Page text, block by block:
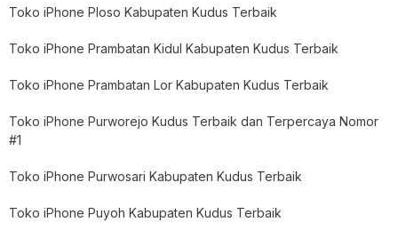
Toko iPhone Ploso Kabupaten Kudus Terbaik
Toko iPhone Prambatan Kidul Kabupaten Kudus Terbaik
Toko iPhone Prambatan Lor Kabupaten Kudus Terbaik
Toko iPhone Purworejo Kudus Terbaik dan Terpercaya Nomor
#1
Toko iPhone Purwosari Kabupaten Kudus Terbaik
Toko iPhone Puyoh Kabupaten Kudus Terbaik